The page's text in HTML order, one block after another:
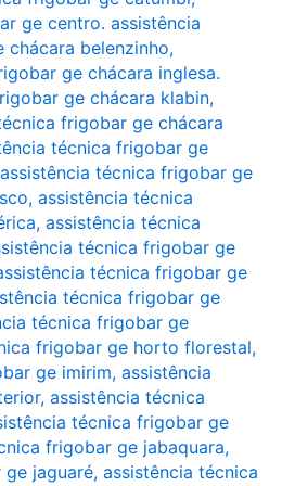
ge centro. assistência
belenzinho,
ge chácara inglesa.
ge chácara klabin,
frigobar ge chácara
técnica frigobar ge
assistência técnica frigobar ge
, assistência técnica
, assistência técnica
técnica frigobar ge
técnica frigobar ge
técnica frigobar ge
técnica frigobar ge
frigobar ge horto florestal,
ge imirim, assistência
, assistência técnica
técnica frigobar ge
frigobar ge jabaquara,
jaguaré, assistência técnica